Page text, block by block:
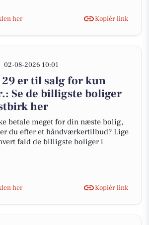
her Kopiér link
02-08-2026 10:01
er til salg for kun
Se de billigste boliger
her
betale meget for din næste bolig,
du efter et håndværkertilbud? Lige
fald de billigste boliger i
her
Kopiér link